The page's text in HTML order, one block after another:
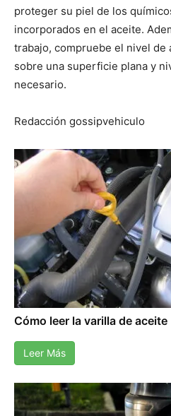
proteger su piel de los
incorporados en el aceite.
trabajo, compruebe el nivel de
sobre una superficie plana y
necesario.
Redacción gossipvehiculo
Cómo leer la varilla de aceite
Leer Más